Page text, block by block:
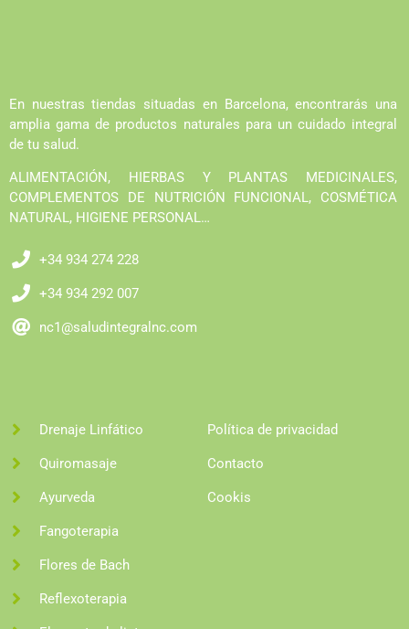
En nuestras tiendas situadas en Barcelona, encontrarás una
amplia gama de productos naturales para un cuidado integral
de tu salud.
ALIMENTACIÓN, HIERBAS Y PLANTAS MEDICINALES,
COMPLEMENTOS DE NUTRICIÓN FUNCIONAL, COSMÉTICA
NATURAL, HIGIENE PERSONAL…
+34 934 274 228
+34 934 292 007
nc1@saludintegralnc.com
Drenaje Linfático
Quiromasaje
Ayurveda
Fangoterapia
Flores de Bach
Reflexoterapia
Política de privacidad
Contacto
Cookis